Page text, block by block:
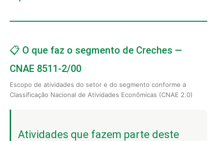
📋 O que faz o segmento de Creches —
CNAE 8511-2/00
Escopo de atividades do setor e do segmento conforme a
Classificação Nacional de Atividades Econômicas (CNAE 2.0)
Atividades que fazem parte deste